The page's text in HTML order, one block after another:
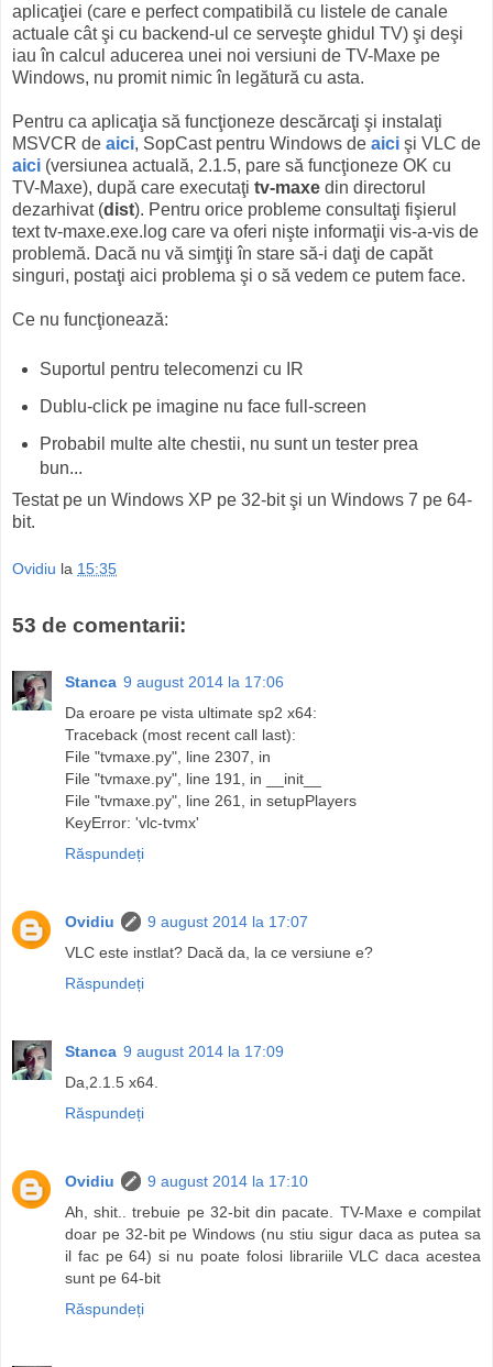
aplicaţiei (care e perfect compatibilă cu listele de canale
actuale cât şi cu backend-ul ce serveşte ghidul TV) şi deşi
iau în calcul aducerea unei noi versiuni de TV-Maxe pe
Windows, nu promit nimic în legătură cu asta.
Pentru ca aplicaţia să funcţioneze descărcaţi şi instalaţi
MSVCR de aici, SopCast pentru Windows de aici şi VLC de
aici (versiunea actuală, 2.1.5, pare să funcţioneze OK cu
TV-Maxe), după care executaţi tv-maxe din directorul
dezarhivat (dist). Pentru orice probleme consultaţi fişierul
text tv-maxe.exe.log care va oferi nişte informaţii vis-a-vis de
problemă. Dacă nu vă simţiţi în stare să-i daţi de capăt
singuri, postaţi aici problema şi o să vedem ce putem face.
Ce nu funcţionează:
Suportul pentru telecomenzi cu IR
Dublu-click pe imagine nu face full-screen
Probabil multe alte chestii, nu sunt un tester prea
bun...
Testat pe un Windows XP pe 32-bit şi un Windows 7 pe 64-
bit.
Ovidiu la 15:35
53 de comentarii:
Stanca 9 august 2014 la 17:06
Da eroare pe vista ultimate sp2 x64:
Traceback (most recent call last):
File "tvmaxe.py", line 2307, in
File "tvmaxe.py", line 191, in __init__
File "tvmaxe.py", line 261, in setupPlayers
KeyError: 'vlc-tvmx'
Răspundeți
Ovidiu
9 august 2014 la 17:07
VLC este instlat? Dacă da, la ce versiune e?
Răspundeți
Stanca 9 august 2014 la 17:09
Da,2.1.5 x64.
Răspundeți
Ovidiu
9 august 2014 la 17:10
Ah, shit.. trebuie pe 32-bit din pacate. TV-Maxe e compilat
doar pe 32-bit pe Windows (nu stiu sigur daca as putea sa
il fac pe 64) si nu poate folosi librariile VLC daca acestea
sunt pe 64-bit
Răspundeți